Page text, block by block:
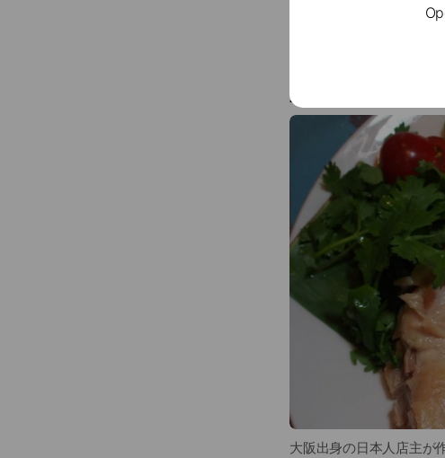
店主渾身のカオマンガイ
大阪出身の日本人店主が